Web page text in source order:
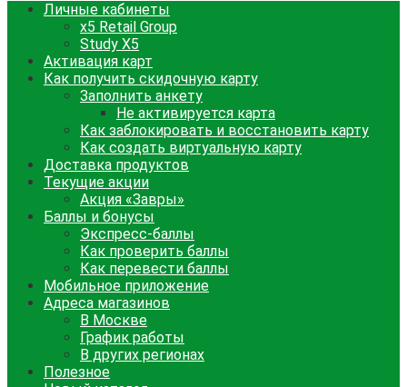
Личные кабинеты
x5 Retail Group
Study X5
Активация карт
Как получить скидочную карту
Заполнить анкету
Не активируется карта
Как заблокировать и восстановить карту
Как создать виртуальную карту
Доставка продуктов
Текущие акции
Акция «Завры»
Баллы и бонусы
Экспресс-баллы
Как проверить баллы
Как перевести баллы
Мобильное приложение
Адреса магазинов
В Москве
График работы
В других регионах
Полезное